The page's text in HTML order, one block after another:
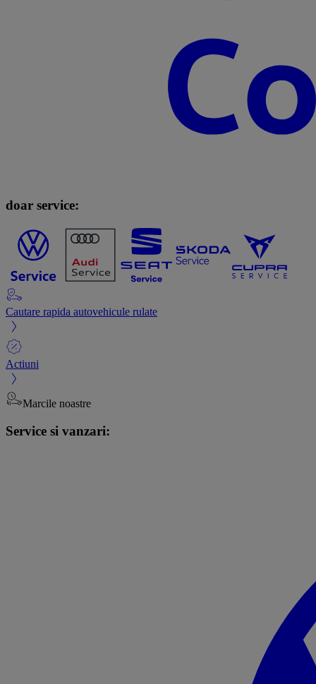
doar service:
Cautare rapida autovehicule rulate
Actiuni
Marcile noastre
Service si vanzari: